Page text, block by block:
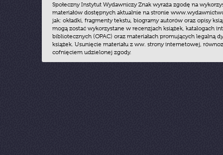
Społeczny Instytut Wydawniczy Znak wyraża zgodę na
materiałów dostępnych aktualnie na stronie
jak: okładki, fragmenty tekstu, biogramy autorów oraz opisy
mogą zostać wykorzystane w recenzjach książek, katalogach
bibliotecznych (OPAC) oraz materiałach promujących legalną
książek. Usunięcie materiału z ww. strony internetowej,
cofnięciem udzielonej zgody.